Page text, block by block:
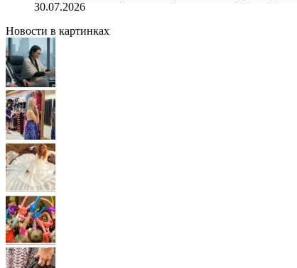
30.07.2026
Новости в картинках